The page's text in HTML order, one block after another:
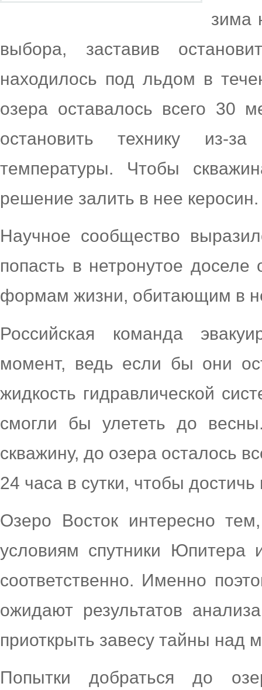
зима
выбора, заставив
находилось под льдом в
озера оставалось всего 30
остановить технику из-
температуры. Чтобы
решение залить в нее керосин.
Научное сообщество
попасть в нетронутое
формам жизни, обитающим в
Российская команда
момент, ведь если бы они
жидкость гидравлической
смогли бы улететь до
скважину, до озера осталось
24 часа в сутки, чтобы
Озеро Восток интересно
условиям спутники
соответственно. Именно
ожидают результатов
приоткрыть завесу тайны над
Попытки добраться до